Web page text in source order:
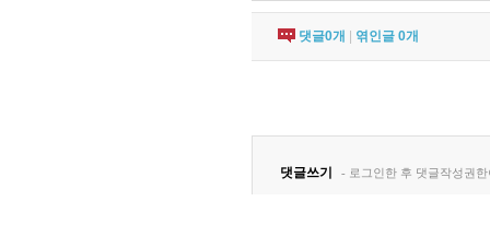
댓글0개 엮인글 0개